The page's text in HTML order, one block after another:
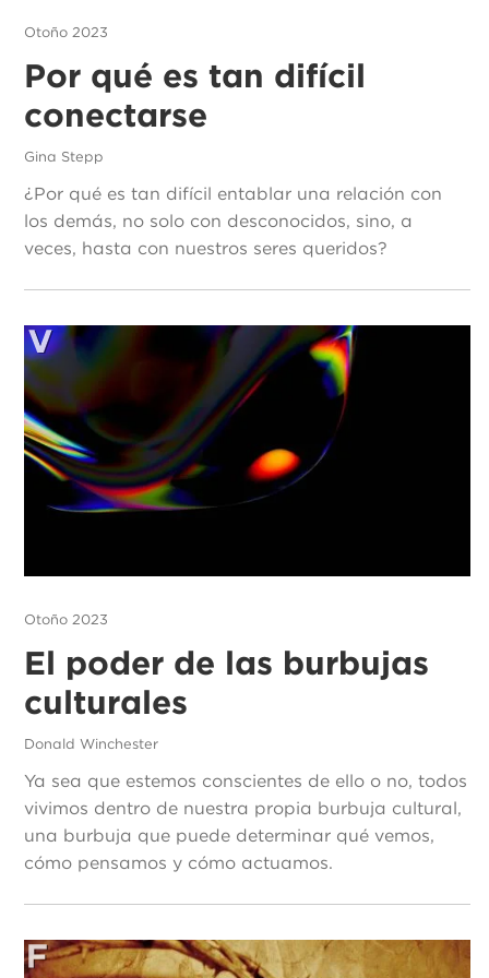
Otoño 2023
Por qué es tan difícil
conectarse
Gina Stepp
¿Por qué es tan difícil entablar una relación con
los demás, no solo con desconocidos, sino, a
veces, hasta con nuestros seres queridos?
Otoño 2023
El poder de las burbujas
culturales
Donald Winchester
Ya sea que estemos conscientes de ello o no, todos
vivimos dentro de nuestra propia burbuja cultural,
una burbuja que puede determinar qué vemos,
cómo pensamos y cómo actuamos.